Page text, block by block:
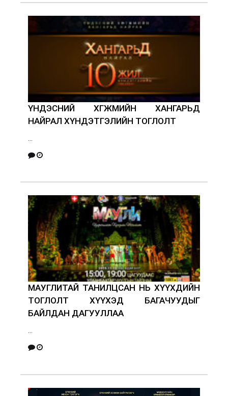
ҮНДЭСНИЙ ХӨГЖМИЙН ХАНГАРЬД
НАЙРАЛ ХҮНДЭТГЭЛИЙН ТОГЛОЛТ
МАУГЛИТАЙ ТАНИЛЦСАН НЬ ХҮҮХДИЙН
ТОГЛОЛТ ХҮҮХЭД БАГАЧУУДЫГ
БАЙЛДАН ДАГУУЛЛАА